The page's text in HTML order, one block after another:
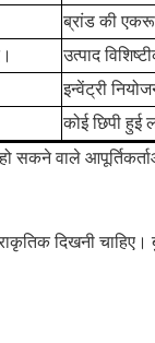
ब्रांड की
उत्पाद
इन्वेंट्री
कोई छिपी हुई
वाले
दिखनी चाहिए।